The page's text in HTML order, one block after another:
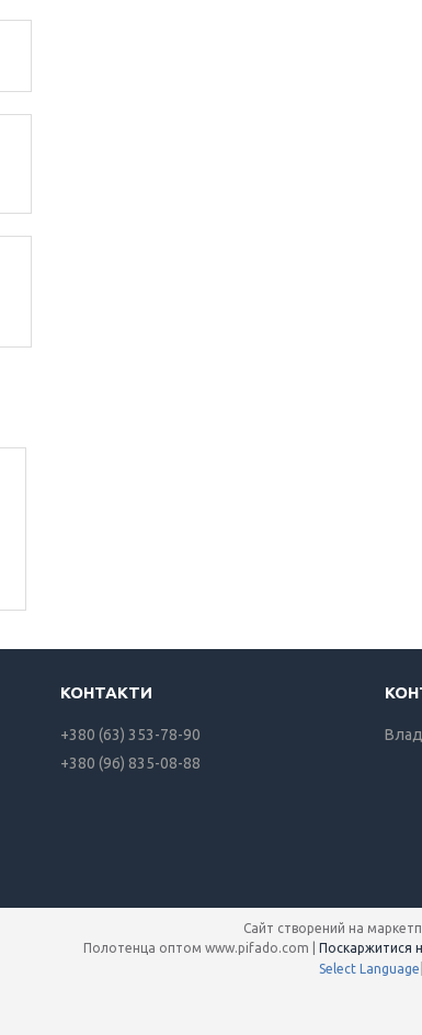
+380 (63) 353-78-90
+380 (96) 835-08-88
Сайт створений на
Поскаржитися
Select Language